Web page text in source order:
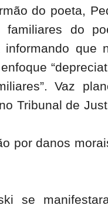
do poeta,
do
informando que
Vaz
Tribunal de
por danos
se